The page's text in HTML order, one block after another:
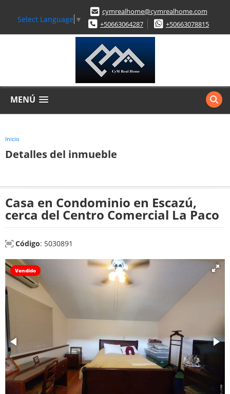
Select Language ▼
cymrealhome@cymrealhome.com
+50663064287
+50663078815
MENÚ
Inicio
Detalles del inmueble
Casa en Condominio en Escazú,
cerca del Centro Comercial La Paco
Código: 5030891
Vendido